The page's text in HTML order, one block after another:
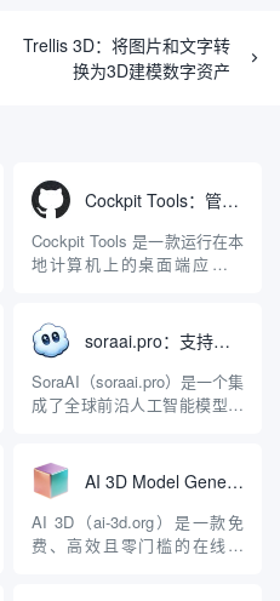
Trellis 3D：将图片和文字转
换为3D建模数字资产
Cockpit Tools：管理多个AI编程IDE账号与配置多开独立实例的本地桌面应用
Cockpit Tools 是一款运行在本
地计算机上的桌面端应用程
程助手的账号与运行环境而设
计。它目前支持包括
Antigravity IDE、Codex、
GitHub Copilo...
soraai.pro：支持多模型文字转视频和图像生成的在线创作工具
SoraAI（soraai.pro）是一个集
成了全球前沿人工智能模型的
者、营销人员及广大用户提供
一站式、开箱即用的视觉内容
生成解决方案。网站的核心优
势在于其强大的多模型聚合能
AI 3D Model Generator：通过文本和图像快速生成3D模型的在线工具
AI 3D（ai-3d.org）是一款免
费、高效且零门槛的在线AI